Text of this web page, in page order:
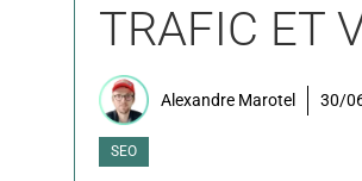
TRAFIC ET
Alexandre Marotel 30/
SEO